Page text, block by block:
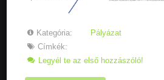
Kategória:
Pályázat
Címkék:
Legyél te az első hozzászóló!